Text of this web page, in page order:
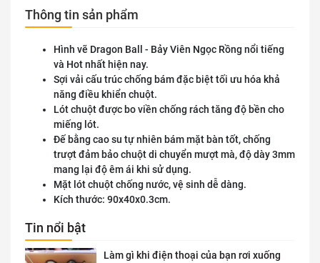
Thông tin sản phẩm
Hình vẽ Dragon Ball - Bảy Viên Ngọc Rồng nổi tiếng
và Hot nhất hiện nay.
Sợi vải cấu trúc chống bám đặc biệt tối ưu hóa khả
năng điều khiển chuột.
Lót chuột được bo viền chống rách tăng độ bền cho
miếng lót.
Đế bằng cao su tự nhiên bám mặt bàn tốt, chống
trượt đảm bảo chuột di chuyển mượt mà, độ dày 3mm
mang lại độ êm ái khi sử dụng.
Mặt lót chuột chống nước, vệ sinh dễ dàng.
Kích thước: 90x40x0.3cm.
Tin nổi bật
Làm gì khi điện thoại của bạn rơi xuống